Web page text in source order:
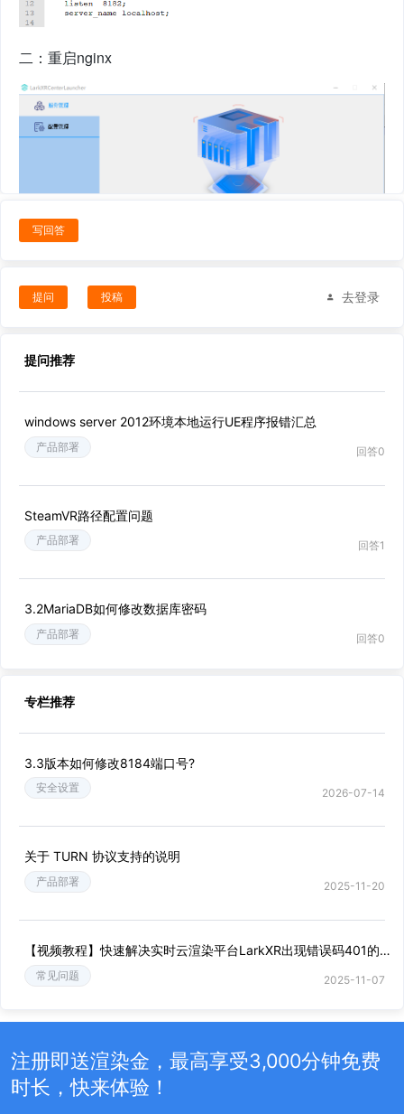
二：重启nginx
写回答
提问 投稿 去登录
提问推荐
windows server 2012环境本地运行UE程序报错汇总
产品部署 回答0
SteamVR路径配置问题
产品部署 回答1
3.2MariaDB如何修改数据库密码
产品部署 回答0
专栏推荐
3.3版本如何修改8184端口号?
安全设置 2026-07-14
关于 TURN 协议支持的说明
产品部署 2025-11-20
【视频教程】快速解决实时云渲染平台LarkXR出现错误码401的问题
常见问题 2025-11-07
注册即送渲染金，最高享受3,000分钟免费
时长，快来体验！